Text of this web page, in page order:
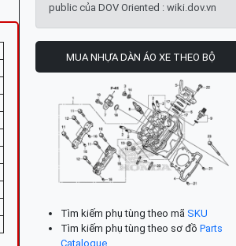
public của DOV Oriented : wiki.dov.vn
MUA NHỰA DÀN ÁO XE THEO BỘ
Tìm kiếm phụ tùng theo mã SKU
Tìm kiếm phụ tùng theo sơ đồ Parts
Catalogue